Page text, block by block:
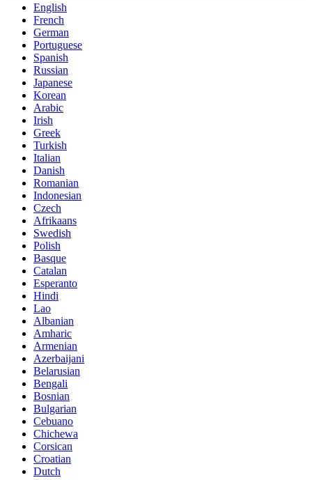
English
French
German
Portuguese
Spanish
Russian
Japanese
Korean
Arabic
Irish
Greek
Turkish
Italian
Danish
Romanian
Indonesian
Czech
Afrikaans
Swedish
Polish
Basque
Catalan
Esperanto
Hindi
Lao
Albanian
Amharic
Armenian
Azerbaijani
Belarusian
Bengali
Bosnian
Bulgarian
Cebuano
Chichewa
Corsican
Croatian
Dutch